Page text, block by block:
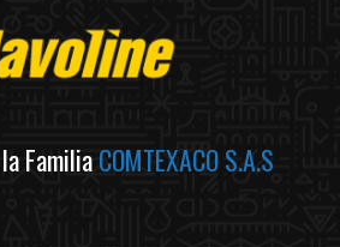
FamiliaCOMTEXACO S.A.S